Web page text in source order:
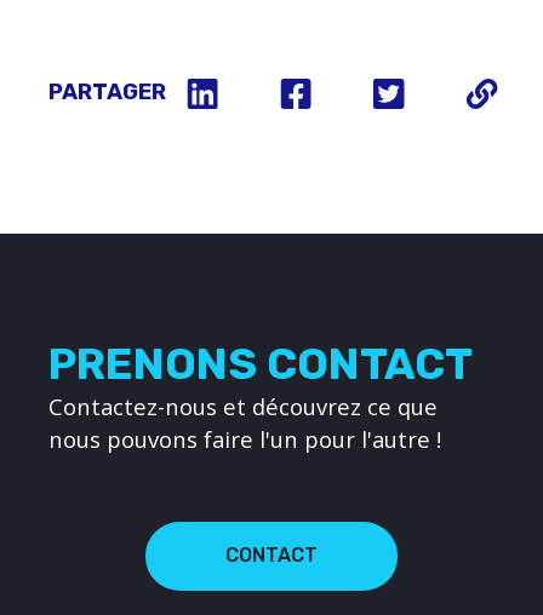
PARTAGER
PRENONS CONTACT
Contactez-nous et découvrez ce que
nous pouvons faire l'un pour l'autre !
CONTACT